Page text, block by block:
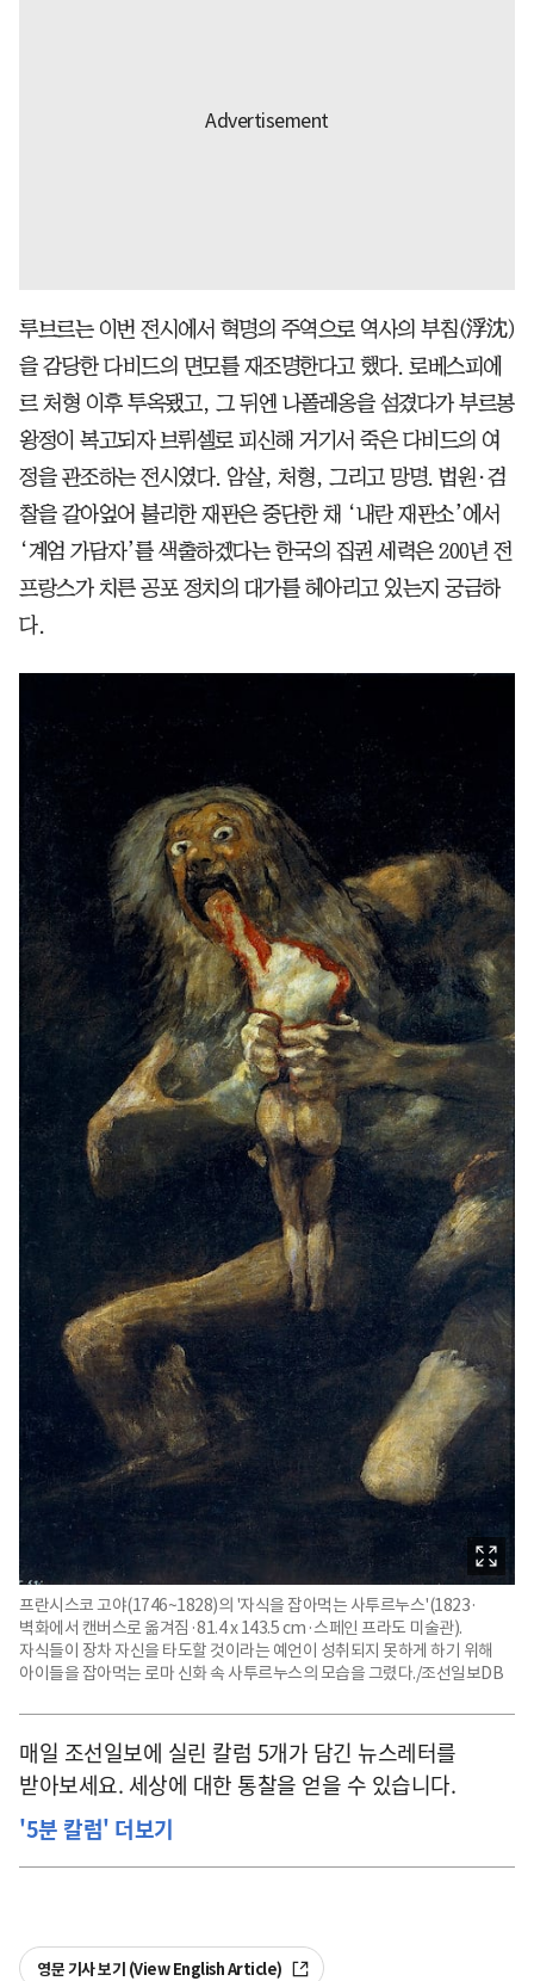
루브르는 이번 전시에서 혁명의 주역으로 역사의 부침(浮沈)
을 감당한 다비드의 면모를 재조명한다고 했다. 로베스피에
르 처형 이후 투옥됐고, 그 뒤엔 나폴레옹을 섬겼다가 부르봉
왕정이 복고되자 브뤼셀로 피신해 거기서 죽은 다비드의 여
정을 관조하는 전시였다. 암살, 처형, 그리고 망명. 법원·검
찰을 갈아엎어 불리한 재판은 중단한 채 ‘내란 재판소’에서
‘계엄 가담자’를 색출하겠다는 한국의 집권 세력은 200년 전
프랑스가 치른 공포 정치의 대가를 헤아리고 있는지 궁금하
다.
프란시스코 고야(1746~1828)의 '자식을 잡아먹는 사투르누스'(1823·
벽화에서 캔버스로 옮겨짐·81.4 x 143.5 cm·스페인 프라도 미술관).
자식들이 장차 자신을 타도할 것이라는 예언이 성취되지 못하게 하기 위해
아이들을 잡아먹는 로마 신화 속 사투르누스의 모습을 그렸다./조선일보DB
매일 조선일보에 실린 칼럼 5개가 담긴 뉴스레터를
받아보세요. 세상에 대한 통찰을 얻을 수 있습니다.
'5분 칼럼' 더보기
영문 기사 보기 (View English Article)